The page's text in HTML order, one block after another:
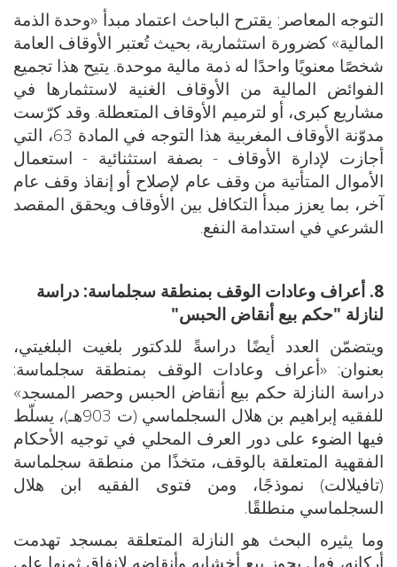
التوجه المعاصر: يقترح الباحث اعتماد مبدأ «وحدة الذمة
المالية» كضرورة استثمارية، بحيث تُعتبر الأوقاف العامة
شخصًا معنويًا واحدًا له ذمة مالية موحدة. يتيح هذا تجميع
الفوائض المالية من الأوقاف الغنية لاستثمارها في
مشاريع كبرى، أو لترميم الأوقاف المتعطلة. وقد كرّست
مدوّنة الأوقاف المغربية هذا التوجه في المادة 63، التي
أجازت لإدارة الأوقاف - بصفة استثنائية - استعمال
الأموال المتأتية من وقف عام لإصلاح أو إنقاذ وقف عام
آخر، بما يعزز مبدأ التكافل بين الأوقاف ويحقق المقصد
الشرعي في استدامة النفع.
8. أعراف وعادات الوقف بمنطقة سجلماسة: دراسة
لنازلة "حكم بيع أنقاض الحبس"
ويتضمّن العدد أيضًا دراسةً للدكتور بلغيت البلغيتي،
بعنوان: «أعراف وعادات الوقف بمنطقة سجلماسة:
دراسة النازلة حكم بيع أنقاض الحبس وحصر المسجد»
للفقيه إبراهيم بن هلال السجلماسي (ت 903هـ)، يسلّط
فيها الضوء على دور العرف المحلي في توجيه الأحكام
الفقهية المتعلقة بالوقف، متخذًا من منطقة سجلماسة
(تافيلالت) نموذجًا، ومن فتوى الفقيه ابن هلال
السجلماسي منطلقًا.
وما يثيره البحث هو النازلة المتعلقة بمسجد تهدمت
أركانه، فهل يجوز بيع أخشابه وأنقاضه لإنفاق ثمنها على